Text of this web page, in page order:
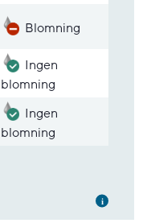
Blomning
Ingen
blomning
Ingen
blomning
Mer